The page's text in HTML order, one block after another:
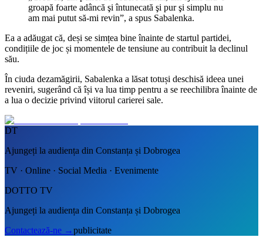
groapă foarte adâncă şi întunecată şi pur şi simplu nu
am mai putut să-mi revin”, a spus Sabalenka.
Ea a adăugat că, deși se simțea bine înainte de startul partidei,
condițiile de joc și momentele de tensiune au contribuit la declinul
său.
În ciuda dezamăgirii, Sabalenka a lăsat totuși deschisă ideea unei
reveniri, sugerând că își va lua timp pentru a se reechilibra înainte de
a lua o decizie privind viitorul carierei sale.
DT
Ajungeți la audiența din Constanța și Dobrogea
TV · Online · Social Media · Evenimente
DOTTO TV
Ajungeți la audiența din Constanța și Dobrogea
Contactează-ne →publicitate